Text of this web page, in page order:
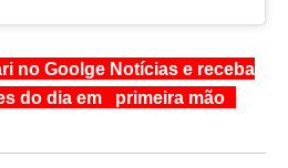
no Goolge Notícias e receba
do dia em primeira mão